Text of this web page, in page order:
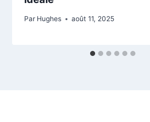
Par Hughes août 11, 2025